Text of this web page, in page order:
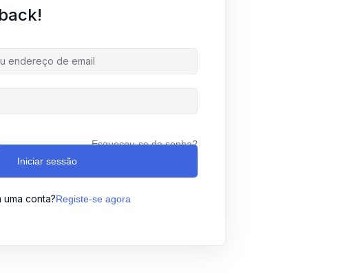
Esqueceu-se da senha?
Iniciar sessão
uma conta?Registe-se agora
have an account?
Lost your password?